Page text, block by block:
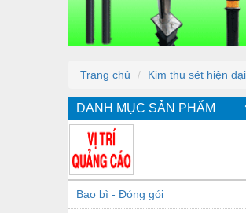
Trang chủ Kim thu sét hiện
DANH MỤC SẢN PHẨM
Bao bì - Đóng gói